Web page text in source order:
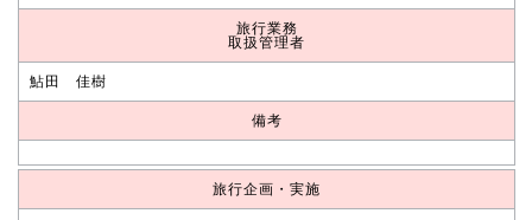
旅行業務
取扱管理者
鮎田 佳樹
備考
旅行企画・実施